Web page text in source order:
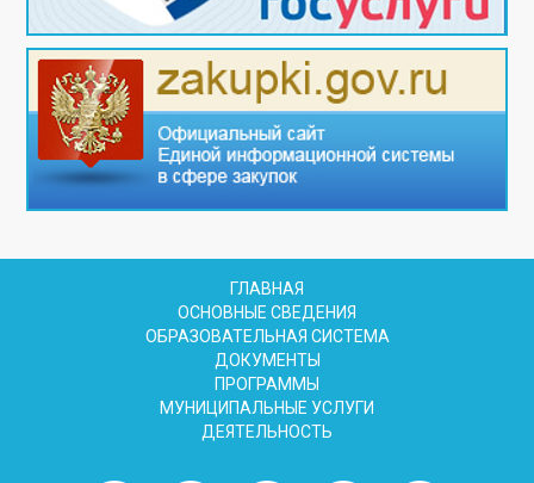
ГЛАВНАЯ
ОСНОВНЫЕ СВЕДЕНИЯ
ОБРАЗОВАТЕЛЬНАЯ СИСТЕМА
ДОКУМЕНТЫ
ПРОГРАММЫ
МУНИЦИПАЛЬНЫЕ УСЛУГИ
ДЕЯТЕЛЬНОСТЬ